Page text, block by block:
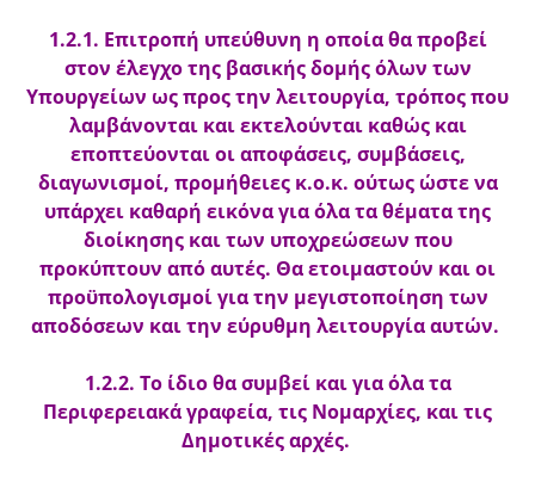
1.2.1. Επιτροπή υπεύθυνη η οποία θα προβεί
στον έλεγχο της βασικής δομής όλων των
Υπουργείων ως προς την λειτουργία, τρόπος που
λαμβάνονται και εκτελούνται καθώς και
εποπτεύονται οι αποφάσεις, συμβάσεις,
διαγωνισμοί, προμήθειες κ.ο.κ. ούτως ώστε να
υπάρχει καθαρή εικόνα για όλα τα θέματα της
διοίκησης και των υποχρεώσεων που
προκύπτουν από αυτές. Θα ετοιμαστούν και οι
προϋπολογισμοί για την μεγιστοποίηση των
αποδόσεων και την εύρυθμη λειτουργία αυτών.
1.2.2. Το ίδιο θα συμβεί και για όλα τα
Περιφερειακά γραφεία, τις Νομαρχίες, και τις
Δημοτικές αρχές.